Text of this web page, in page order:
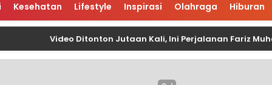
Kesehatan Lifestyle Inspirasi Olahraga Hiburan
Video Ditonton Jutaan Kali, Ini Perjalanan Fariz